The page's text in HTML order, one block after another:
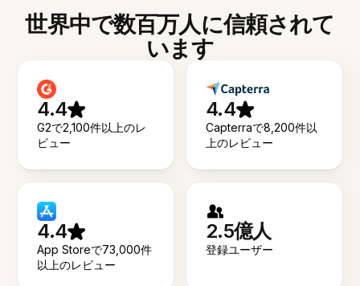
世界中で数百万人に信頼されて
います
4.4
G2で2,100件以上のレ
ビュー
4.4
Capterraで8,200件以
上のレビュー
4.4
App Storeで73,000件
以上のレビュー
2.5億人
登録ユーザー